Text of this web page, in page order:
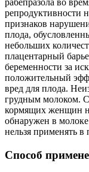
рабепразола во
репродуктивности
признаков
плода,
небольших
плацентарный
беременности за
положительный
вред для плода.
грудным молоком.
кормящих женщин
обнаружен в
нельзя применять в
Способ